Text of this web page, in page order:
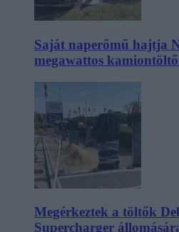
Saját naperőmű hajtja
megawattos
Megérkeztek a töltők
Supercharger